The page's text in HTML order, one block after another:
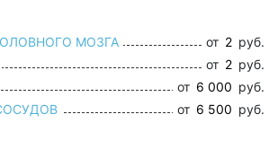
МОЗГА от 2 руб.
от 2 руб.
от 6 000 руб.
от 6 500 руб.